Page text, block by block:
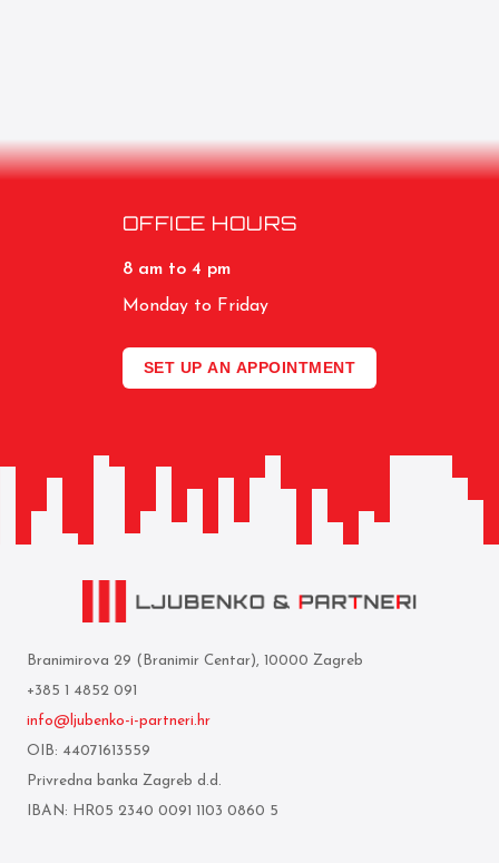
OFFICE HOURS
8 am to 4 pm
Monday to Friday
SET UP AN APPOINTMENT
Branimirova 29 (Branimir Centar), 10000 Zagreb
+385 1 4852 091
info@ljubenko-i-partneri.hr
OIB: 44071613559
Privredna banka Zagreb d.d.
IBAN: HR05 2340 0091 1103 0860 5